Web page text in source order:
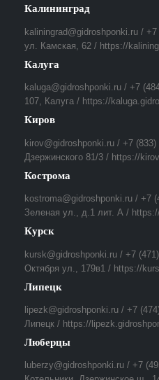
Калининград
kaliningrad@gidroshponki.ru /
ул. Камская, 62 / https://
Калуга
kaluga@gidroshponki.ru / +7
107, Калуга / https://
Киров
kirov@gidroshponki.ru / +7 (833)
Дзержинского 81/3 / https://
Кострома
kostroma@gidroshponki.ru / +7
Зеленая ул., д.1 лит. А /
Курск
kursk@gidroshponki.ru / +7
Октября ул., 179в1 / https://
Липецк
lipezk@gidroshponki.ru / +7
Липецк / https://
Люберцы
luberzy@gidroshponki.ru / +7